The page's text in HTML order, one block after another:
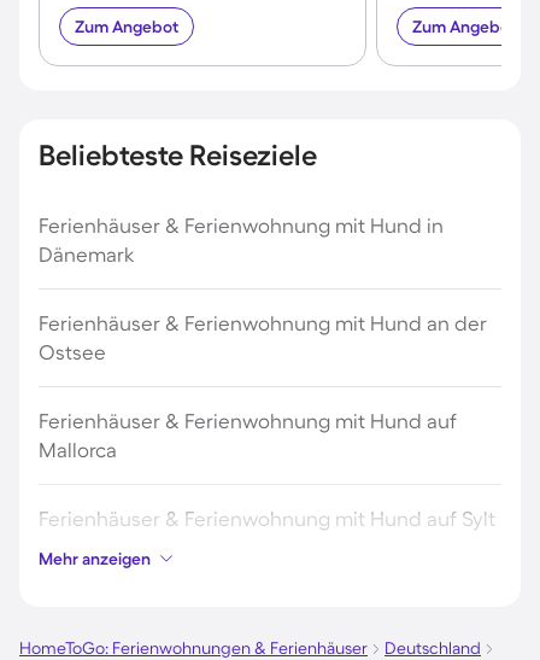
Zum Angebot Zum Angebot
Beliebteste Reiseziele
Ferienhäuser & Ferienwohnung mit Hund in
Dänemark
Ferienhäuser & Ferienwohnung mit Hund an der
Ostsee
Ferienhäuser & Ferienwohnung mit Hund auf
Mallorca
Ferienhäuser & Ferienwohnung mit Hund auf Sylt
Mehr anzeigen
HomeToGo: Ferienwohnungen & Ferienhäuser
Deutschland